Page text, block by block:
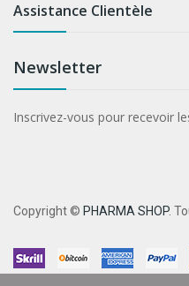
Assistance Clientèle
Newsletter
Inscrivez-vous pour recevoir
Copyright © PHARMA SHOP.